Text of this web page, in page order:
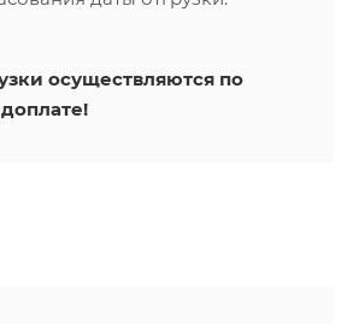
осуществляются по